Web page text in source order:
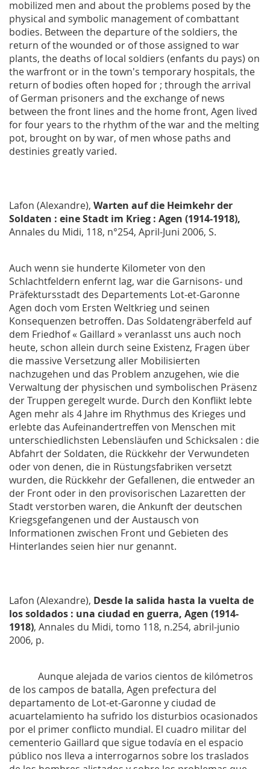
mobilized men and about the problems posed by the
physical and symbolic management of combattant
bodies. Between the departure of the soldiers, the
return of the wounded or of those assigned to war
plants, the deaths of local soldiers (enfants du pays) on
the warfront or in the town's temporary hospitals, the
return of bodies often hoped for ; through the arrival
of German prisoners and the exchange of news
between the front lines and the home front, Agen lived
for four years to the rhythm of the war and the melting
pot, brought on by war, of men whose paths and
destinies greatly varied.
Lafon (Alexandre), Warten auf die Heimkehr der
Soldaten : eine Stadt im Krieg : Agen (1914-1918),
Annales du Midi, 118, n°254, April-Juni 2006, S.
Auch wenn sie hunderte Kilometer von den
Schlachtfeldern enfernt lag, war die Garnisons- und
Präfektursstadt des Departements Lot-et-Garonne
Agen doch vom Ersten Weltkrieg und seinen
Konsequenzen betroffen. Das Soldatengräberfeld auf
dem Friedhof « Gaillard » veranlasst uns auch noch
heute, schon allein durch seine Existenz, Fragen über
die massive Versetzung aller Mobilisierten
nachzugehen und das Problem anzugehen, wie die
Verwaltung der physischen und symbolischen Präsenz
der Truppen geregelt wurde. Durch den Konflikt lebte
Agen mehr als 4 Jahre im Rhythmus des Krieges und
erlebte das Aufeinandertreffen von Menschen mit
unterschiedlichsten Lebensläufen und Schicksalen : die
Abfahrt der Soldaten, die Rückkehr der Verwundeten
oder von denen, die in Rüstungsfabriken versetzt
wurden, die Rückkehr der Gefallenen, die entweder an
der Front oder in den provisorischen Lazaretten der
Stadt verstorben waren, die Ankunft der deutschen
Kriegsgefangenen und der Austausch von
Informationen zwischen Front und Gebieten des
Hinterlandes seien hier nur genannt.
Lafon (Alexandre), Desde la salida hasta la vuelta de
los soldados : una ciudad en guerra, Agen (1914-
1918), Annales du Midi, tomo 118, n.254, abril-junio
2006, p.
Aunque alejada de varios cientos de kilómetros
de los campos de batalla, Agen prefectura del
departamento de Lot-et-Garonne y ciudad de
acuartelamiento ha sufrido los disturbios ocasionados
por el primer conflicto mundial. El cuadro militar del
cementerio Gaillard que sigue todavía en el espacio
público nos lleva a interrogarnos sobre los traslados